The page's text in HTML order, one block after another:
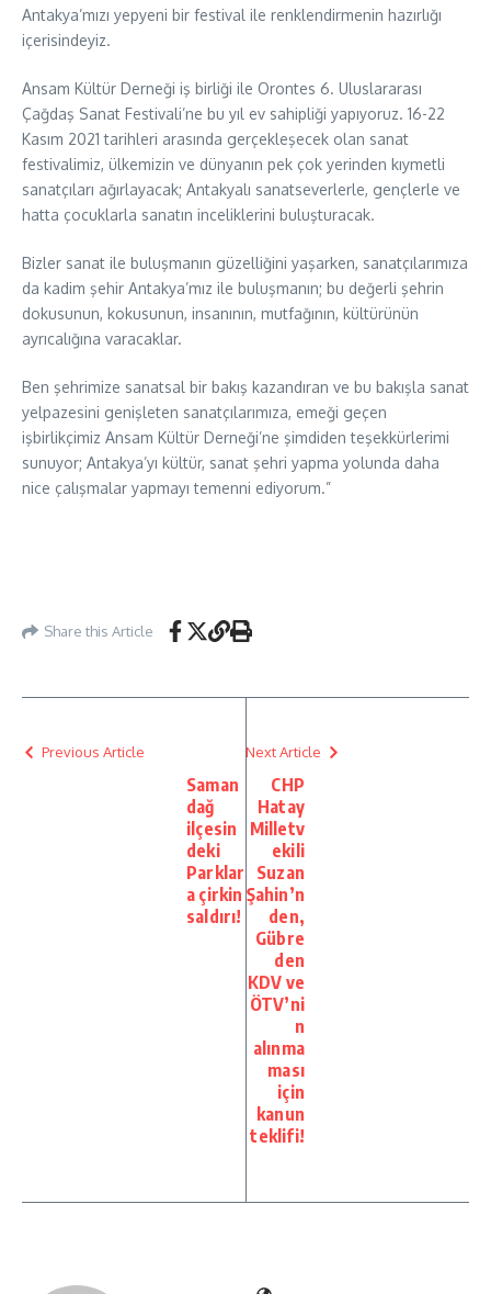
Antakya’mızı yepyeni bir festival ile renklendirmenin hazırlığı
içerisindeyiz.
Ansam Kültür Derneği iş birliği ile Orontes 6. Uluslararası
Çağdaş Sanat Festivali’ne bu yıl ev sahipliği yapıyoruz. 16-22
Kasım 2021 tarihleri arasında gerçekleşecek olan sanat
festivalimiz, ülkemizin ve dünyanın pek çok yerinden kıymetli
sanatçıları ağırlayacak; Antakyalı sanatseverlerle, gençlerle ve
hatta çocuklarla sanatın inceliklerini buluşturacak.
Bizler sanat ile buluşmanın güzelliğini yaşarken, sanatçılarımıza
da kadim şehir Antakya’mız ile buluşmanın; bu değerli şehrin
dokusunun, kokusunun, insanının, mutfağının, kültürünün
ayrıcalığına varacaklar.
Ben şehrimize sanatsal bir bakış kazandıran ve bu bakışla sanat
yelpazesini genişleten sanatçılarımıza, emeği geçen
işbirlikçimiz Ansam Kültür Derneği’ne şimdiden teşekkürlerimi
sunuyor; Antakya’yı kültür, sanat şehri yapma yolunda daha
nice çalışmalar yapmayı temenni ediyorum.”
Share this Article
Previous Article
Saman
dağ
ilçesin
deki
Parklar
a çirkin
saldırı!
Next Article
CHP
Hatay
Milletv
ekili
Suzan
Şahin’n
den,
Gübre
den
KDV ve
ÖTV’ni
n
alınma
ması
için
kanun
teklifi!